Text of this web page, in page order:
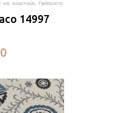
κουρτινών, Υφάσματα
14997